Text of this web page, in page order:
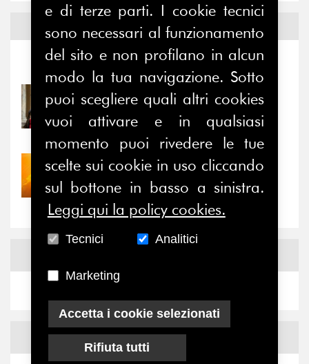
Notizie ed Eventi
Notizie -Eventi
31/07/2026
Prima della pausa estiva,
il valore di...
30/07/2026
Nove anni dopo la
“grande cecità”: la...
NewsX
e di terze parti. I cookie tecnici
sono necessari al funzionamento
del sito e non profilano in alcun
modo la tua navigazione. Sotto
puoi scegliere quali altri cookies
vuoi attivare e in qualsiasi
momento puoi rivedere le tue
scelte sui cookie in uso cliccando
sul bottone in basso a sinistra.
Leggi qui la policy cookies.
Tecnici Analitici
Marketing
Accetta i cookie selezionati
Rifiuta tutti